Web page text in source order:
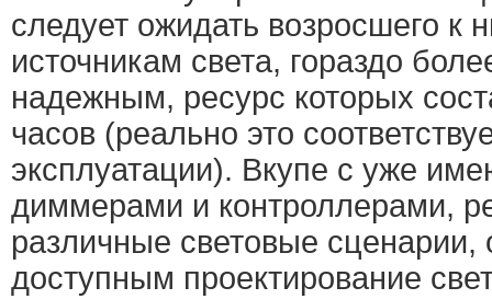
следует ожидать возросшего к
источникам света, гораздо
надежным, ресурс которых
часов (реально это
эксплуатации). Вкупе с уже
диммерами и контроллерами,
различные световые сценарии,
доступным проектирование